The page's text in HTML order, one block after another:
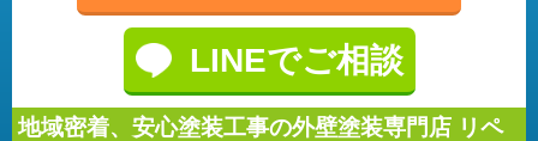
LINEでご相談
地域密着、安心塗装工事の外壁塗装専門店 リペ